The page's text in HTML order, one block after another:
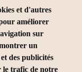
et d'autres
améliorer
sur
un
des publicités
le trafic de notre